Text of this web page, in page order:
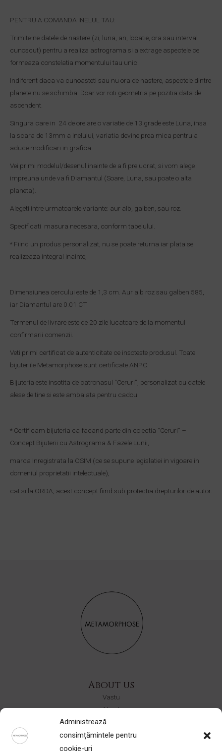
Administrează
consimțămintele pentru
cookie-uri
PENTRU A COMANDA INELUL TAU:
Trimite-ne datele de nastere (zi, luna, an, locatie, ora sau interval
cunoscut) pentru a realiza astrograma si a extrage aspectele ce
formeaza constelatia momentului tau unic.
Indiferent daca va cunoasteti sau nu ora de nastere, aspectele dintre
planete nu se schimba. Doar vor roti geometria pe pozitia data de
ascendent.
Singura care in 24 de ore are o variatie de 13 grade este Luna, insa
la scara de 13mm a inelului, variatia devine prea mica pentru a
aduce modificari in grafica.
Vei primi modelul/desenul inainte de a fi prelucrat, si vom alege
impreuna unde va fi Diamantul (Soare, Luna, sau poate o alta
planeta).
Alegeti intre urmatoarele variante: aur alb, galben, sau roz.
Specificati masura necesara, conform tabelului.
* Fiind un produs personalizat, nu se poate returna iar plata se
realizeaza integral inainte,
Dimensiunea cercului este de 1,3 cm. Aur alb roz sau galben 585,
iar Diamantul are 0.01 CT
Termenul de livrare este de 20 zile lucatoare de la momentul
confirmarii comenzii.
Veti primi certificat de autenticitate ce insoteste produsul. Toate
bijuteriile Metamorphose sunt certificate ANPC.
Bijuteria este insotita de catronasul “Ceruri”, personalizat cu datele
alese de tine si este ambalata pentru cadou.
* Certificam bijuteria ca facand parte din colectia “Ceruri” –
Concept Bijuterii cu Astrograma & Fazele Lunii,
marca Inregistrata la OSIM (ce se supune legislatiei in vigoare in
domeniul proprietatii intelectuale),
cat si la ORDA, acest concept fiind sub protectia drepturilor de autor.
About us
Vastu
About
Contact